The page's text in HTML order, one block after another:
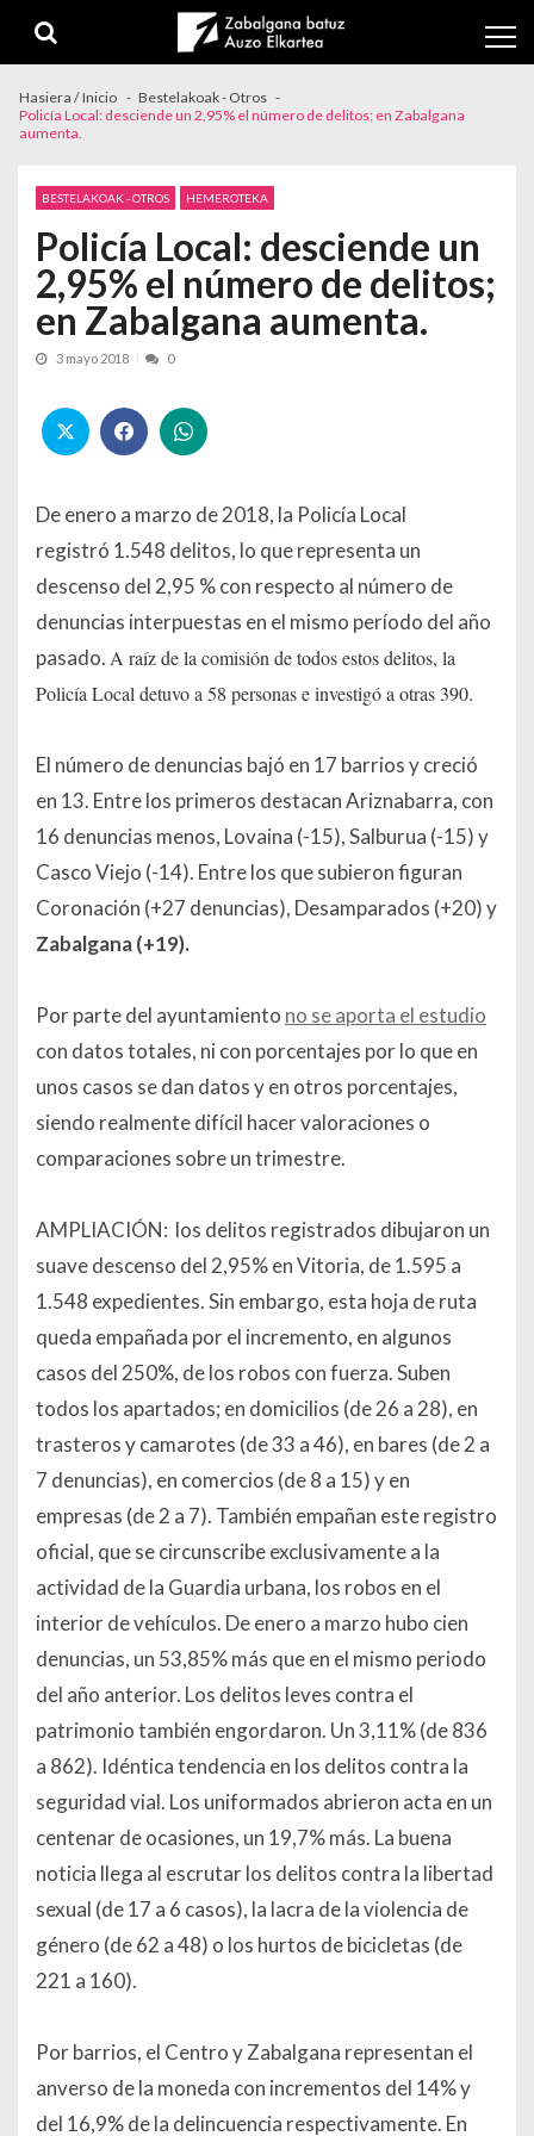
Hasiera / Inicio
Bestelakoak - Otros
Policía Local: desciende un 2,95% el número de delitos; en Zabalgana
aumenta.
BESTELAKOAK - OTROS HEMEROTEKA
Policía Local: desciende un
2,95% el número de delitos;
en Zabalgana aumenta.
3 mayo 2018 0
De enero a marzo de 2018, la Policía Local
registró 1.548 delitos, lo que representa un
descenso del 2,95 % con respecto al número de
denuncias interpuestas en el mismo período del año
pasado. A raíz de la comisión de todos estos delitos, la
Policía Local detuvo a 58 personas e investigó a otras 390.
El número de denuncias bajó en 17 barrios y creció
en 13. Entre los primeros destacan Ariznabarra, con
16 denuncias menos, Lovaina (-15), Salburua (-15) y
Casco Viejo (-14). Entre los que subieron figuran
Coronación (+27 denuncias), Desamparados (+20) y
Zabalgana (+19).
Por parte del ayuntamiento no se aporta el estudio
con datos totales, ni con porcentajes por lo que en
unos casos se dan datos y en otros porcentajes,
siendo realmente difícil hacer valoraciones o
comparaciones sobre un trimestre.
AMPLIACIÓN: los delitos registrados dibujaron un
suave descenso del 2,95% en Vitoria, de 1.595 a
1.548 expedientes. Sin embargo, esta hoja de ruta
queda empañada por el incremento, en algunos
casos del 250%, de los robos con fuerza. Suben
todos los apartados; en domicilios (de 26 a 28), en
trasteros y camarotes (de 33 a 46), en bares (de 2 a
7 denuncias), en comercios (de 8 a 15) y en
empresas (de 2 a 7). También empañan este registro
oficial, que se circunscribe exclusivamente a la
actividad de la Guardia urbana, los robos en el
interior de vehículos. De enero a marzo hubo cien
denuncias, un 53,85% más que en el mismo periodo
del año anterior. Los delitos leves contra el
patrimonio también engordaron. Un 3,11% (de 836
a 862). Idéntica tendencia en los delitos contra la
seguridad vial. Los uniformados abrieron acta en un
centenar de ocasiones, un 19,7% más. La buena
noticia llega al escrutar los delitos contra la libertad
sexual (de 17 a 6 casos), la lacra de la violencia de
género (de 62 a 48) o los hurtos de bicicletas (de
221 a 160).
Por barrios, el Centro y Zabalgana representan el
anverso de la moneda con incrementos del 14% y
del 16,9% de la delincuencia respectivamente. En